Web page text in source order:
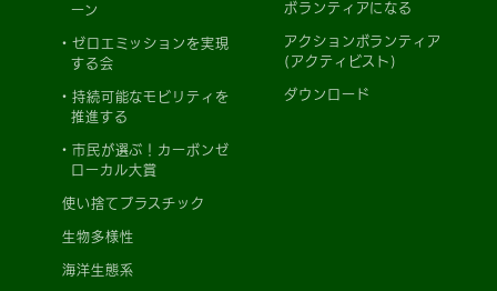
ーン
ゼロエミッションを実現
する会
持続可能なモビリティを
推進する
市民が選ぶ！カーボンゼ
ローカル大賞
使い捨てプラスチック
生物多様性
海洋生態系
ボランティアになる
アクションボランティア
(アクティビスト)
ダウンロード